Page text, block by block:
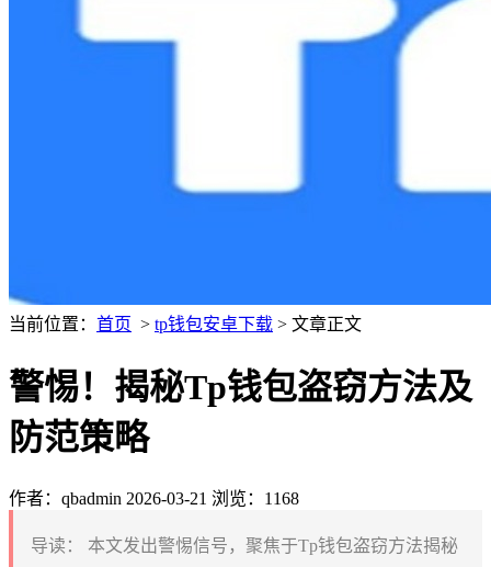
当前位置： 首页 > tp钱包安卓下载 > 文章正文
警惕！揭秘Tp钱包盗窃方法及
防范策略
作者：qbadmin 2026-03-21 浏览：1168
导读：
本文发出警惕信号，聚焦于Tp钱包盗窃方法揭秘